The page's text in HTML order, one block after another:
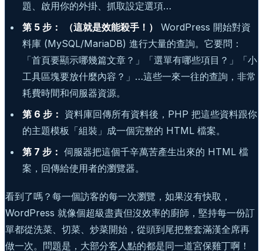
題、啟用你的外掛、抓取設定選項…
第 5 步：
（這就是效能殺手！）
WordPress 開始對資
料庫 (MySQL/MariaDB) 進行大量的查詢。它要問：
「首頁要顯示哪幾篇文章？」「選單有哪些項目？」「小
工具區塊要放什麼內容？」…這些一來一往的查詢，非常
耗費時間和伺服器資源。
第 6 步： 資料庫回傳所有資料後，PHP 把這些資料跟你
的主題模板「組裝」成一個完整的 HTML 檔案。
第 7 步： 伺服器把這個千辛萬苦產生出來的 HTML 檔
案，回傳給使用者的瀏覽器。
看到了嗎？每一個訪客的每一次瀏覽，如果沒有快取，
WordPress 就像個超級盡責但沒效率的廚師，堅持每一份訂
單都從洗菜、切菜、炒菜開始，從頭到尾把整套滿漢全席再
做一次。問題是，大部分客人點的都是同一道宮保雞丁啊！